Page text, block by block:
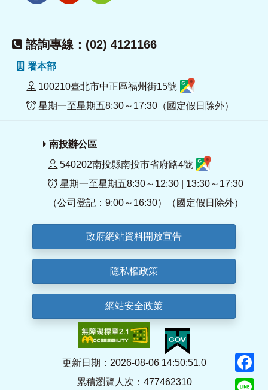
諮詢專線：(02) 4121166
署本部
100210臺北市中正區福州街15號
星期一至星期五8:30～17:30（國定假日除外）
南投辦公區
540202南投縣南投市省府路4號
星期一至星期五8:30～12:30 | 13:30～17:30
（公司登記：9:00～16:30）（國定假日除外）
政府網站資料開放宣告
隱私權政策
網站安全政策
更新日期：2026-08-06 14:50:51.0
累積瀏覽人次：477462310